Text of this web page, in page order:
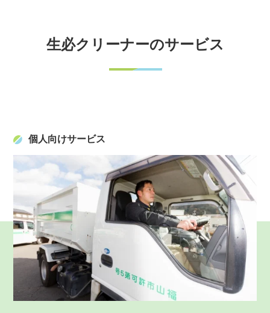
生必クリーナーのサービス
個人向けサービス